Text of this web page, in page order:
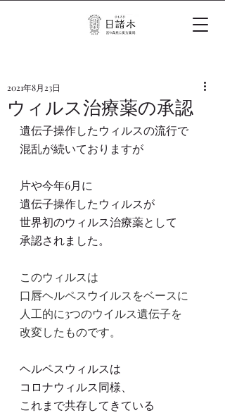
ウィルス治療薬の承認
2021年8月23日
遺伝子操作したウィルスの流行で
混乱が続いておりますが
片や今年6月に
遺伝子操作したウィルスが
世界初のウィルス治療薬として
承認されました。
このウィルスは
口唇ヘルペスウイルスをベースに
人工的に3つのウイルス遺伝子を
改変したものです。
ヘルペスウィルスは
コロナウィルス同様、
これまで共存してきている